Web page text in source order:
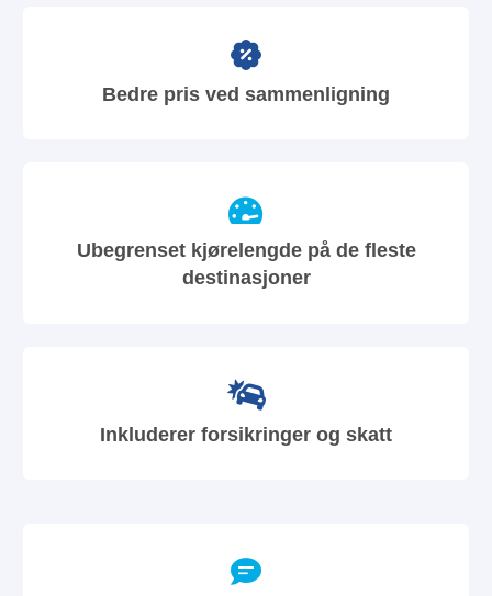
Bedre pris ved sammenligning
Ubegrenset kjørelengde på de fleste
destinasjoner
Inkluderer forsikringer og skatt